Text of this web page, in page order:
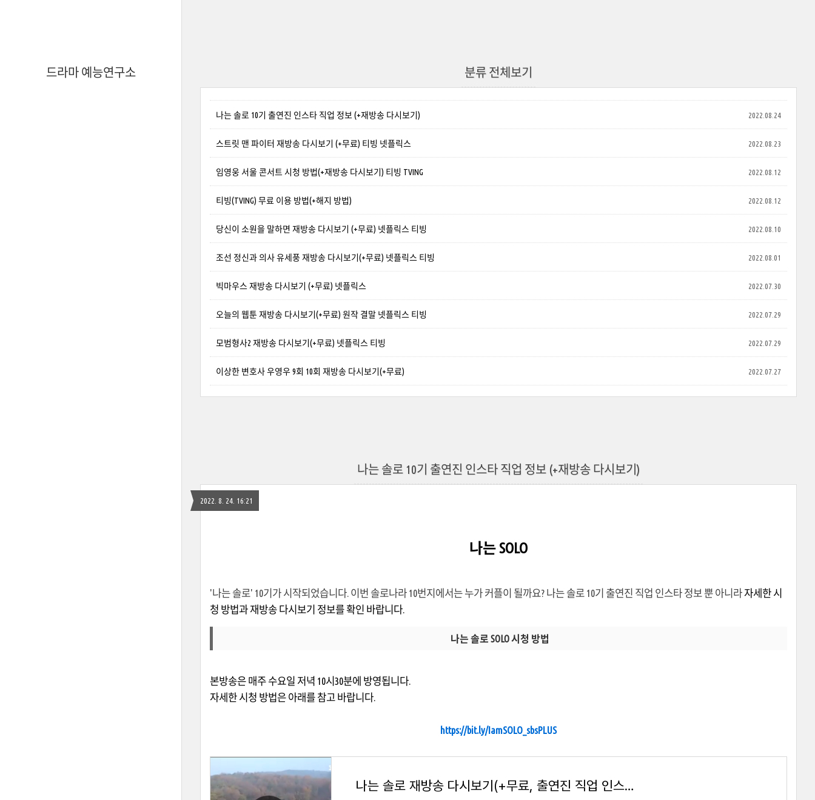
드라마 예능연구소 분류 전체보기
나는 솔로 10기 출연진 인스타 직업 정보 (+재방송 다시보기) 2022.08.24
스트릿 맨 파이터 재방송 다시보기 (+무료) 티빙 넷플릭스 2022.08.23
임영웅 서울 콘서트 시청 방법(+재방송 다시보기) 티빙 TVING 2022.08.12
티빙(TVING) 무료 이용 방법(+해지 방법) 2022.08.12
당신이 소원을 말하면 재방송 다시보기 (+무료) 넷플릭스 티빙 2022.08.10
조선 정신과 의사 유세풍 재방송 다시보기(+무료) 넷플릭스 티빙 2022.08.01
빅마우스 재방송 다시보기 (+무료) 넷플릭스 2022.07.30
오늘의 웹툰 재방송 다시보기(+무료) 원작 결말 넷플릭스 티빙 2022.07.29
모범형사2 재방송 다시보기(+무료) 넷플릭스 티빙 2022.07.29
이상한 변호사 우영우 9회 10회 재방송 다시보기(+무료) 2022.07.27
나는 솔로 10기 출연진 인스타 직업 정보 (+재방송 다시보기)
2022. 8. 24. 16:21
나는 SOLO
'나는 솔로' 10기가 시작되었습니다. 이번 솔로나라 10번지에서는 누가 커플이 될까요? 나는 솔로 10기 출연진 직업 인스타 정보 뿐 아니라자세한 시
청 방법과 재방송 다시보기 정보를 확인 바랍니다.
나는 솔로 SOLO 시청 방법
본방송은 매주 수요일 저녁 10시30분에 방영됩니다.
자세한 시청 방법은 아래를 참고 바랍니다.
https://bit.ly/IamSOLO_sbsPLUS
나는 솔로 재방송 다시보기(+무료, 출연진 직업 인스타, 촬영장소)